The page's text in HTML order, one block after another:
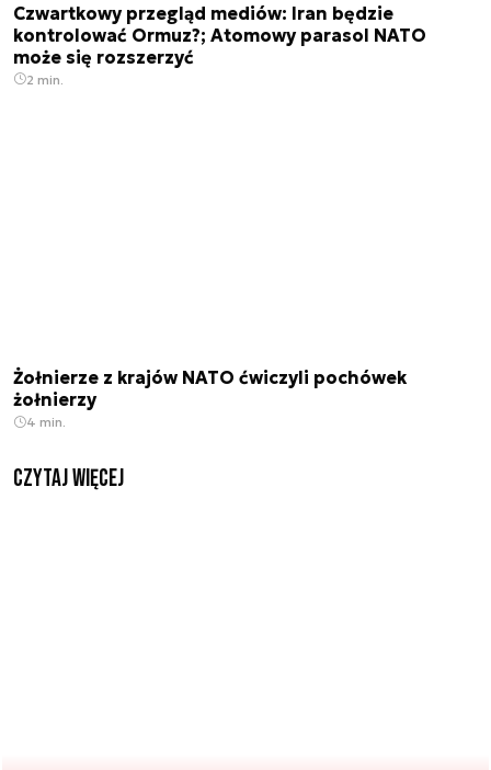
Czwartkowy przegląd mediów: Iran będzie
kontrolować Ormuz?; Atomowy parasol NATO
może się rozszerzyć
2 min.
Żołnierze z krajów NATO ćwiczyli pochówek
żołnierzy
4 min.
czytaj więcej